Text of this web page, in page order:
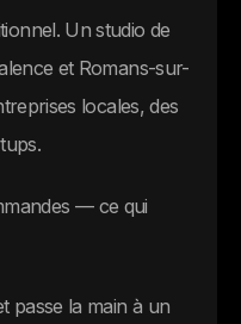
Un studio de
et Romans-sur-
locales, des
— ce qui
passe la main à un